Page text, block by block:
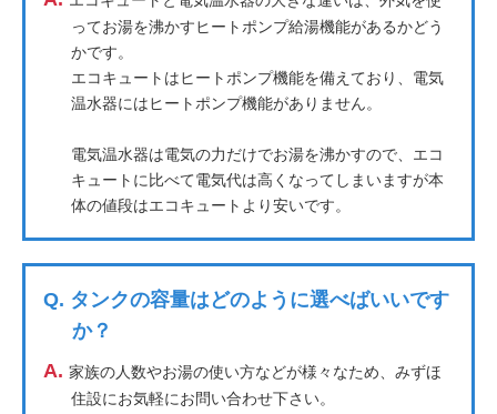
ってお湯を沸かすヒートポンプ給湯機能があるかどう
かです。
エコキュートはヒートポンプ機能を備えており、電気
温水器にはヒートポンプ機能がありません。
電気温水器は電気の力だけでお湯を沸かすので、エコ
キュートに比べて電気代は高くなってしまいますが本
体の値段はエコキュートより安いです。
Q. タンクの容量はどのように選べばいいです
か？
A. 家族の人数やお湯の使い方などが様々なため、みずほ
住設にお気軽にお問い合わせ下さい。